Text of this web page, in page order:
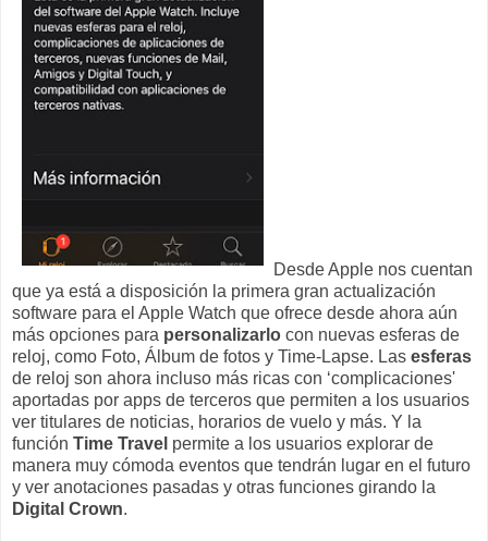
Desde Apple nos cuentan
que ya está a disposición la primera gran actualización
software para el Apple Watch que ofrece desde ahora aún
más opciones para personalizarlo con nuevas esferas de
reloj, como Foto, Álbum de fotos y Time-Lapse. Las esferas
de reloj son ahora incluso más ricas con ‘complicaciones'
aportadas por apps de terceros que permiten a los usuarios
ver titulares de noticias, horarios de vuelo y más. Y la
función Time Travel permite a los usuarios explorar de
manera muy cómoda eventos que tendrán lugar en el futuro
y ver anotaciones pasadas y otras funciones girando la
Digital Crown.